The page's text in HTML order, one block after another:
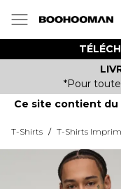
*Pour
Ce site contient du
T-Shirts / T-Shirts